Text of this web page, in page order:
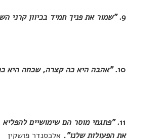
9. "שמור את פניך תמיד בכיוון קרני
10. "אהבה היא כה קצרה, שכחה היא
11. "פתגמי מוסר הם שימושיים
את הפעולות שלנו". אלכסנדר פושקין